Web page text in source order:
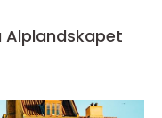
Alplandskapet